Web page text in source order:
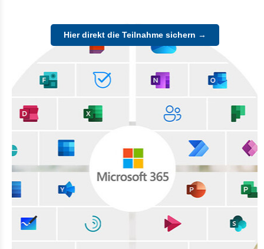
Hier direkt die Teilnahme sichern →